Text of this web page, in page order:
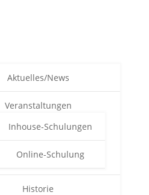
Aktuelles/News
Veranstaltungen
Inhouse-Schulungen
Online-Schulung
Historie